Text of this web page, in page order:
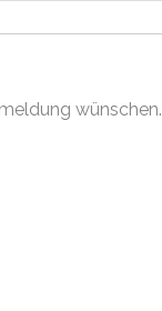
wünschen.